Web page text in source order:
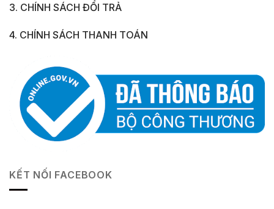
3. CHÍNH SÁCH ĐỔI TRẢ
4. CHÍNH SÁCH THANH TOÁN
KẾT NỐI FACEBOOK